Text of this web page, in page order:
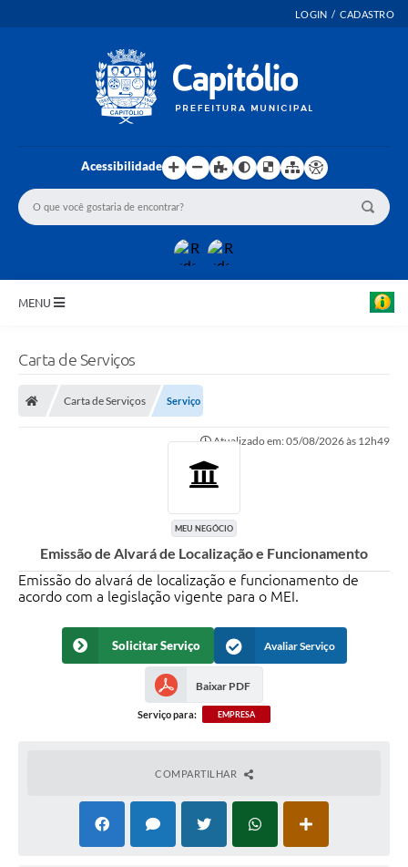
LOGIN / CADASTRO
Acessibilidade
MENU
Editais
Governança
A Nossa Cidade
Agenda Oficial
Carta de Serviços
Carta de Serviços Serviço
Atualizado em: 05/08/2026 às 12h49
MEU NEGÓCIO
Emissão de Alvará de Localização e Funcionamento
Emissão do alvará de localização e funcionamento de
acordo com a legislação vigente para o MEI.
Solicitar Serviço Avaliar Serviço
Baixar PDF
Serviço para: EMPRESA
COMPARTILHAR